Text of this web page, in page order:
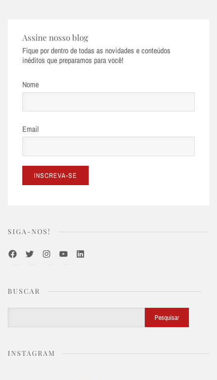
Assine nosso blog
Fique por dentro de todas as novidades e conteúdos
inéditos que preparamos para você!
Nome
Email
SIGA-NOS!
FacebookTwitterInstagramYoutubeLinkedIn
BUSCAR
Pesquisar
INSTAGRAM